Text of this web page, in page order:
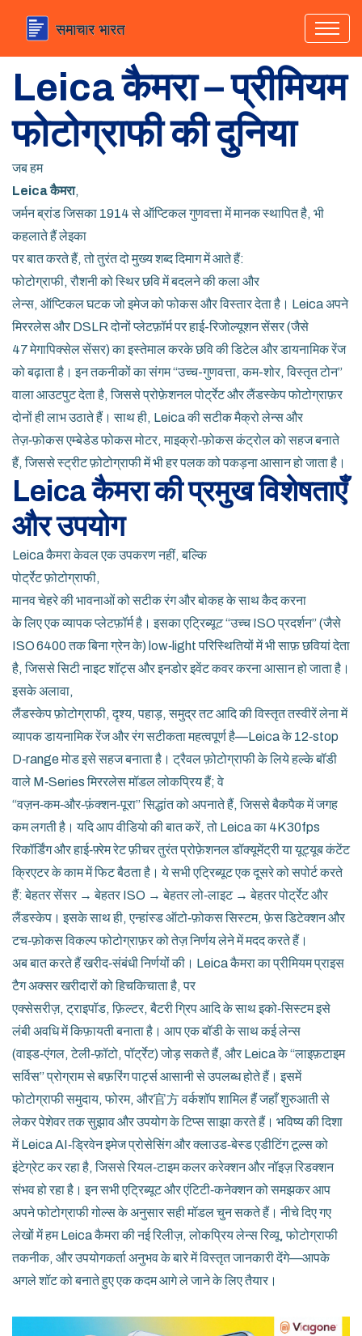
Leica कैमरा – प्रीमियम
फोटोग्राफी की दुनिया
जब हम
Leica कैमरा,
जर्मन ब्रांड जिसका 1914 से ऑप्टिकल गुणवत्ता में मानक स्थापित है, भी
कहलाते हैंलेइका
पर बात करते हैं, तो तुरंत दो मुख्य शब्द दिमाग में आते हैं:
फोटोग्राफी,रौशनी को स्थिर छवि में बदलने की कलाऔर
लेन्स, ऑप्टिकल घटक जो इमेज को फोकस और विस्तार देता है । Leica अपने
मिररलेस और DSLR दोनों प्लेटफ़ॉर्म पर हाई-रिजोल्यूशन सेंसर (जैसे
47 मेगापिक्सेल सेंसर) का इस्तेमाल करके छवि की डिटेल और डायनामिक रेंज
को बढ़ाता है। इन तकनीकों का संगम “उच्च-गुणवत्ता, कम-शोर, विस्तृत टोन”
वाला आउटपुट देता है, जिससे प्रोफ़ेशनल पोर्ट्रेट और लैंडस्केप फोटोग्राफ़र
दोनों ही लाभ उठाते हैं। साथ ही, Leica की सटीक मैक्रो लेन्स और
तेज़‑फ़ोकस एम्बेडेड फोकस मोटर, माइक्रो‑फ़ोकस कंट्रोल को सहज बनाते
हैं, जिससे स्ट्रीट फ़ोटोग्राफी में भी हर पलक को पकड़ना आसान हो जाता है।
Leica कैमरा की प्रमुख विशेषताएँ
और उपयोग
Leica कैमरा केवल एक उपकरण नहीं, बल्कि
पोर्ट्रेट फ़ोटोग्राफी,
मानव चेहरे की भावनाओं को सटीक रंग और बोकह के साथ कैद करना
के लिए एक व्यापक प्लेटफ़ॉर्म है। इसका एट्रिब्यूट “उच्च ISO प्रदर्शन” (जैसे
ISO 6400 तक बिना ग्रेन के) low‑light परिस्थितियों में भी साफ़ छवियां देता
है, जिससे सिटी नाइट शॉट्स और इनडोर इवेंट कवर करना आसान हो जाता है।
इसके अलावा,
लैंडस्केप फ़ोटोग्राफी,दृश्य, पहाड़, समुद्र तट आदि की विस्तृत तस्वीरें लेनामें
व्यापक डायनामिक रेंज और रंग सटीकता महत्वपूर्ण है—Leica के 12‑stop
D‑range मोड इसे सहज बनाता है। ट्रैवल फ़ोटोग्राफी के लिये हल्के बॉडी
वाले M‑Series मिररलेस मॉडल लोकप्रिय हैं; वे
“वज़न‑कम‑और‑फ़ंक्शन‑पूरा” सिद्धांत को अपनाते हैं, जिससे बैकपैक में जगह
कम लगती है। यदि आप वीडियो की बात करें, तो Leica का 4K 30fps
रिकॉर्डिंग और हाई‑फ़्रेम रेट फ़ीचर तुरंत प्रोफ़ेशनल डॉक्यूमेंट्री या यूट्यूब कंटेंट
क्रिएटर के काम में फिट बैठता है। ये सभी एट्रिब्यूट एक दूसरे को सपोर्ट करते
हैं: बेहतर सेंसर → बेहतर ISO → बेहतर लो‑लाइट → बेहतर पोर्ट्रेट और
लैंडस्केप। इसके साथ ही, एन्हांस्ड ऑटो‑फ़ोकस सिस्टम, फ़ेस डिटेक्शन और
टच‑फ़ोकस विकल्प फोटोग्राफ़र को तेज़ निर्णय लेने में मदद करते हैं।
अब बात करते हैं खरीद‑संबंधी निर्णयों की। Leica कैमरा का प्रीमियम प्राइस
टैग अक्सर खरीदारों को हिचकिचाता है, पर
एक्सेसरीज़,ट्राइपॉड, फ़िल्टर, बैटरी ग्रिप आदिके साथ इको‑सिस्टम इसे
लंबी अवधि में किफ़ायती बनाता है। आप एक बॉडी के साथ कई लेन्स
(वाइड‑एंगल, टेली‑फ़ॉटो, पॉर्ट्रेट) जोड़ सकते हैं, और Leica के “लाइफ़टाइम
सर्विस” प्रोग्राम से बफ़रिंग पार्ट्स आसानी से उपलब्ध होते हैं। इसमें
फोटोग्राफी समुदाय, फोरम, और官方 वर्कशॉप शामिल हैं जहाँ शुरुआती से
लेकर पेशेवर तक सुझाव और उपयोग के टिप्स साझा करते हैं। भविष्य की दिशा
में Leica AI‑ड्रिवेन इमेज प्रोसेसिंग और क्लाउड‑बेस्ड एडीटिंग टूल्स को
इंटेग्रेट कर रहा है, जिससे रियल‑टाइम कलर करेक्शन और नॉइज़ रिडक्शन
संभव हो रहा है। इन सभी एट्रिब्यूट और एंटिटी‑कनेक्शन को समझकर आप
अपने फोटोग्राफी गोल्स के अनुसार सही मॉडल चुन सकते हैं। नीचे दिए गए
लेखों में हम Leica कैमरा की नई रिलीज़, लोकप्रिय लेन्स रिव्यू, फोटोग्राफी
तकनीक, और उपयोगकर्ता अनुभव के बारे में विस्तृत जानकारी देंगे—आपके
अगले शॉट को बनाते हुए एक कदम आगे ले जाने के लिए तैयार।